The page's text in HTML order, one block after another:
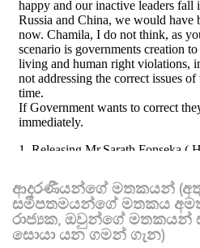
ආදරණීයන්ගේ මතකයන්
සමීපතමයන්ගේ මතකය
රාජ්‍යක, ඔවුන්ගේ මතකයන්
සොයා යන ගමන් ගැන)